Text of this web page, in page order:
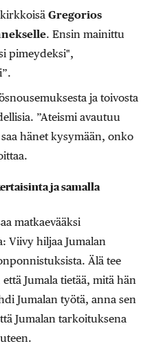
Gregorios
. Ensin mainittu
pimeydeksi",
ja toivosta
”Ateismi avautuu
hänet kysymään, onko
ja samalla
matkaevääksi
Viivy hiljaa Jumalan
Älä tee
Jumala tietää, mitä hän
Jumalan työtä, anna sen
Jumalan tarkoituksena